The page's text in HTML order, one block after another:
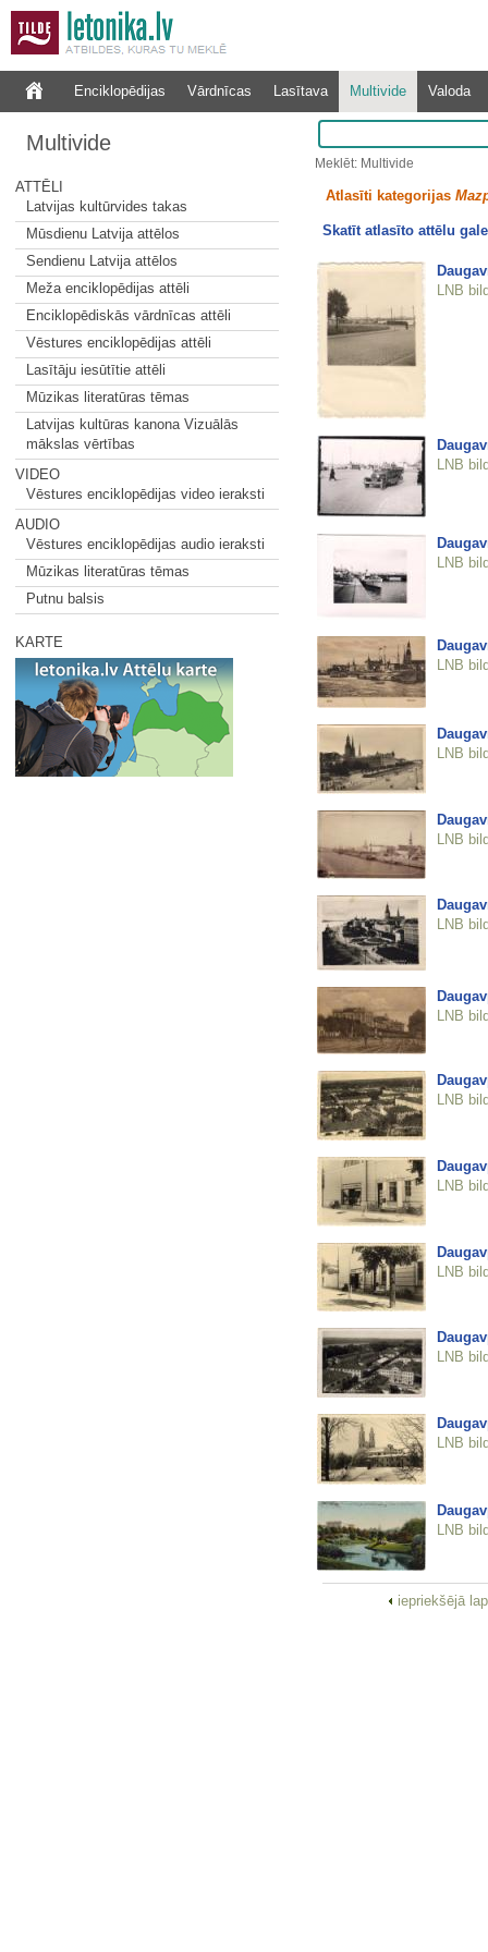
Enciklopēdijas Vārdnīcas Lasītava Multivide Valoda
Multivide
ATTĒLI
Latvijas kultūrvides takas
Mūsdienu Latvija attēlos
Sendienu Latvija attēlos
Meža enciklopēdijas attēli
Enciklopēdiskās vārdnīcas attēli
Vēstures enciklopēdijas attēli
Lasītāju iesūtītie attēli
Mūzikas literatūras tēmas
Latvijas kultūras kanona Vizuālās
mākslas vērtības
VIDEO
Vēstures enciklopēdijas video ieraksti
AUDIO
Vēstures enciklopēdijas audio ieraksti
Mūzikas literatūras tēmas
Putnu balsis
KARTE
Meklēt: Multivide
Atlasīti kategorijas
Skatīt atlasīto attēlu
LNB
LNB
LNB
LNB
LNB
LNB
LNB
LNB
LNB
LNB
LNB
LNB
LNB
LNB
iepriekšējā